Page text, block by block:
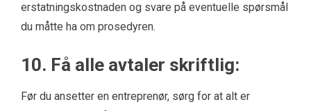
erstatningskostnaden og svare på eventuelle spørsmål
du måtte ha om prosedyren.
10. Få alle avtaler skriftlig:
Før du ansetter en entreprenør, sørg for at alt er